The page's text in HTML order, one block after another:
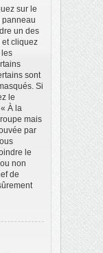
sur le
panneau
un des
cliquez
les
sont
Si
le
À la
mais
par
le
non
de